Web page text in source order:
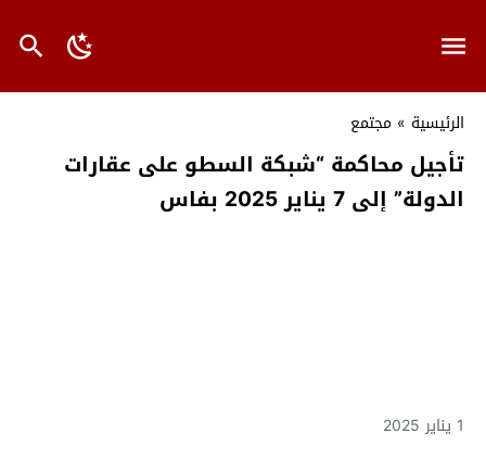
الرئيسية » مجتمع
تأجيل محاكمة “شبكة السطو على عقارات
الدولة” إلى 7 يناير 2025 بفاس
1 يناير 2025